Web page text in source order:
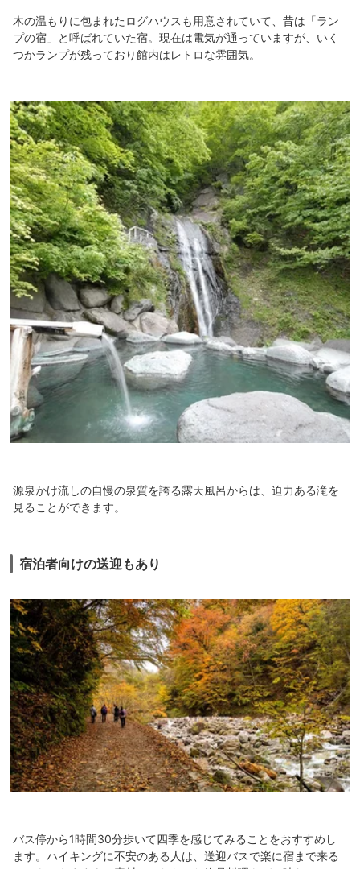
木の温もりに包まれたログハウスも用意されていて、昔は「ラン
プの宿」と呼ばれていた宿。現在は電気が通っていますが、いく
つかランプが残っており館内はレトロな雰囲気。
源泉かけ流しの自慢の泉質を誇る露天風呂からは、迫力ある滝を
見ることができます。
宿泊者向けの送迎もあり
バス停から1時間30分歩いて四季を感じてみることをおすすめし
ます。ハイキングに不安のある人は、送迎バスで楽に宿まで来る